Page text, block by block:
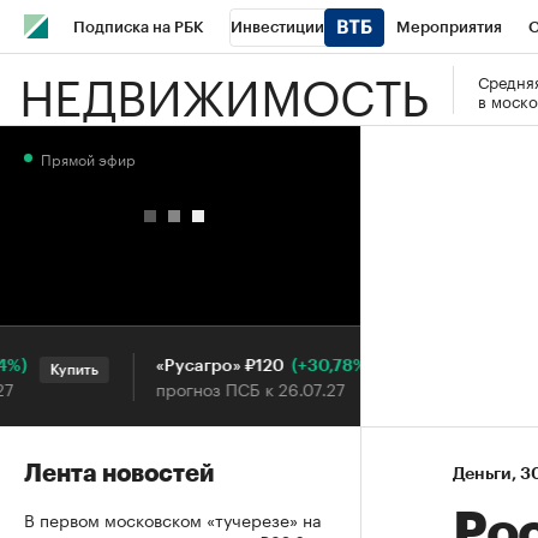
Подписка на РБК Инвестиции Мероприятия
Школа управления РБК РБК Образование РБК Курсы
НЕДВИЖИМОСТЬ
в
Деньги⁠,
Прямой эфир
Купить «Русагро» ₽120 (+30,78%)
прогноз ПСБ к 26.07.27
Лента новостей
В первом московском «тучерезе» на